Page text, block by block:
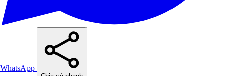
WhatsApp